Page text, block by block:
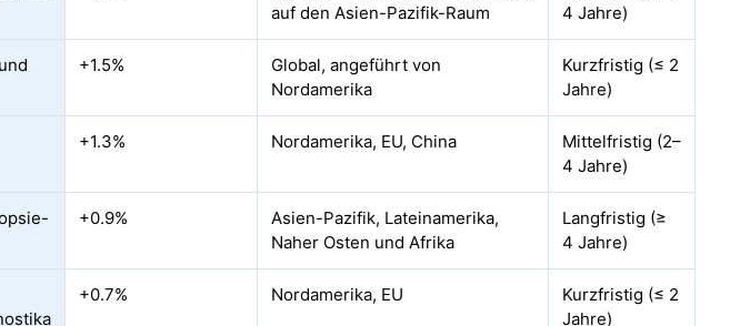
auf den Asien-Pazifik-Raum
4 Jahre)
+1.5%
Global, angeführt von
Nordamerika
Kurzfristig (≤ 2
Jahre)
+1.3% Nordamerika, EU, China
Mittelfristig (2–
4 Jahre)
+0.9%
Asien-Pazifik, Lateinamerika,
Naher Osten und Afrika
Langfristig (≥
4 Jahre)
+0.7% Nordamerika, EU
Kurzfristig (≤ 2
Jahre)